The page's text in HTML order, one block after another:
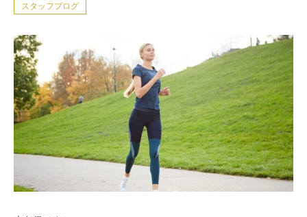
お客様の声（30代以下）
お客様の声（40代）
お客様の声（50代以上）
お客様の声（男性）
スタッフブログ